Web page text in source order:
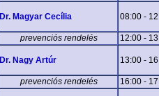
Dr. Magyar Cecília 08:00 -
prevenciós rendelés 12:00 -
Dr. Nagy Artúr 13:00 -
prevenciós rendelés 16:00 -